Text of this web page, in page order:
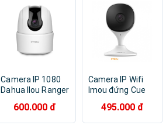
TA22CP - Xoay
360 Độ.
Camera IP 1080
Dahua Ilou Ranger
360, góc rộng
600.000 đ
Camera IP Wifi
Imou đứng Cue
Trắng495.000 đ